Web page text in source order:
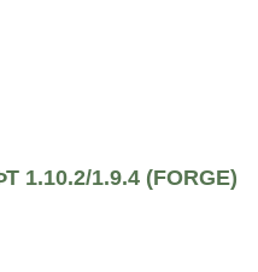
1.9.4 (FORGE)